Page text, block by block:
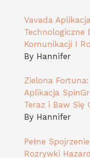
Vavada
Technologiczne
Komunikacji I
By Hannifer
Zielona
Aplikacja
Teraz i Baw Się
By Hannifer
Pełne
Rozrywki